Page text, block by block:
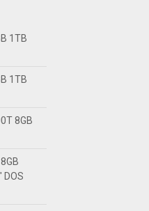
1TB
1TB
8GB
DOS